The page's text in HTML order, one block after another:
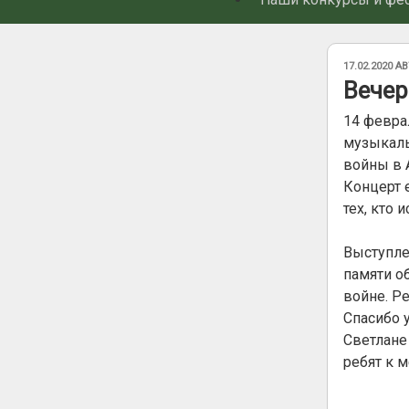
17.02.2020
14
войны в
Концерт
тех, кто
памяти
войне.
Спасибо
ребят к